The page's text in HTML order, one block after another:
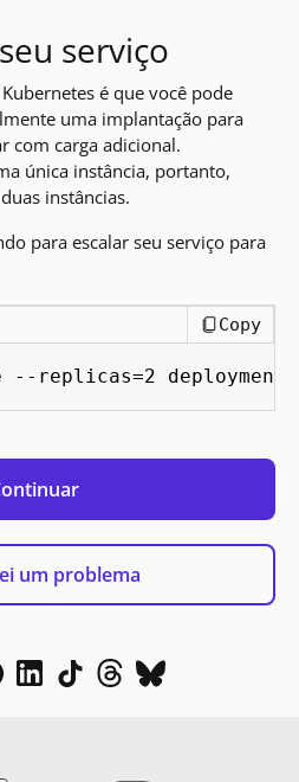
serviço
é que você pode
uma implantação para
com carga adicional.
única instância, portanto,
instâncias.
para escalar seu serviço para
Copy
replicas=2 deployment/
um problema